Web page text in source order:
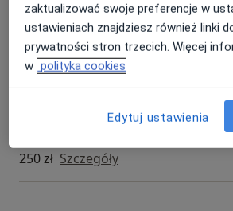
Konsultacja dermatologiczna
Od 250 zł Szczegóły
Konsultacja dermatologiczna dzieci
250 zł Szczegóły
zaktualizować swoje preferencje w
ustawieniach znajdziesz również linki
prywatności stron trzecich. Więcej
w polityka cookies
Edytuj ustawienia